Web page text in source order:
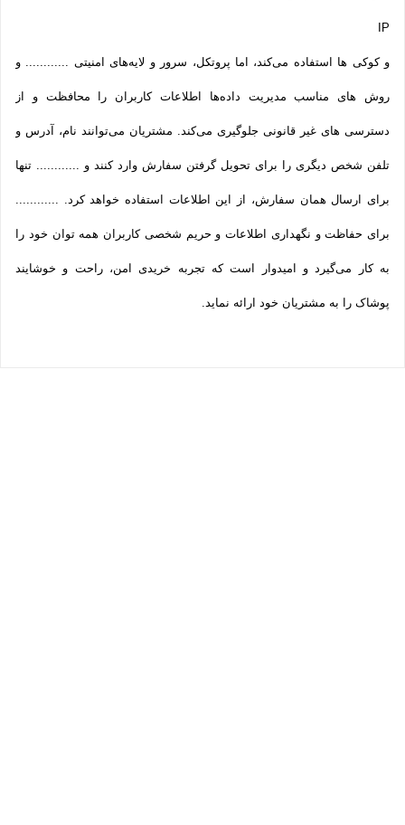
IP
و کوکی ‌ها استفاده می‌کند، اما پروتکل، سرور و لایه‌های امنیتی ............ و
روش‌ های مناسب مدیریت داده‌ها اطلاعات کاربران را محافظت و از
دسترسی‌ های غیر قانونی جلوگیری می‌کند. مشتریان می‌توانند نام، آدرس و
تلفن شخص دیگری را برای تحویل گرفتن سفارش وارد کنند و ............ تنها
برای ارسال همان سفارش، از این اطلاعات استفاده خواهد کرد. ............
برای حفاظت و نگهداری اطلاعات و حریم شخصی کاربران همه­ توان خود را
به کار می‌گیرد و امیدوار است که تجربه‌ خریدی امن، راحت و خوشایند
پوشاک را به مشتریان خود ارائه نماید.